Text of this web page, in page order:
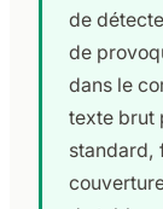
de
de
dans le
texte brut
standard,